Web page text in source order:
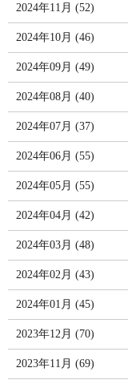
2024年11月 (52)
2024年10月 (46)
2024年09月 (49)
2024年08月 (40)
2024年07月 (37)
2024年06月 (55)
2024年05月 (55)
2024年04月 (42)
2024年03月 (48)
2024年02月 (43)
2024年01月 (45)
2023年12月 (70)
2023年11月 (69)